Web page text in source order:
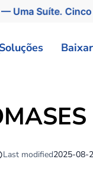
Uma Suíte.
Baixar
Last modified2025-08-